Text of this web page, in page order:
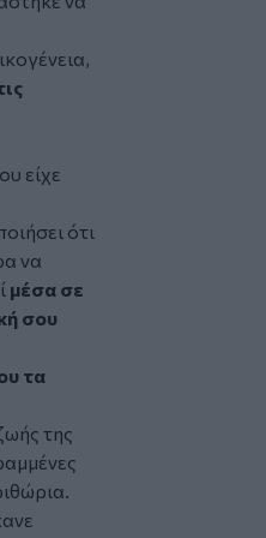
είχε
ότι
να
μέσα σε
σου
τα
της